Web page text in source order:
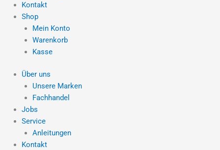
Kontakt
Shop
Mein Konto
Warenkorb
Kasse
Über uns
Unsere Marken
Fachhandel
Jobs
Service
Anleitungen
Kontakt